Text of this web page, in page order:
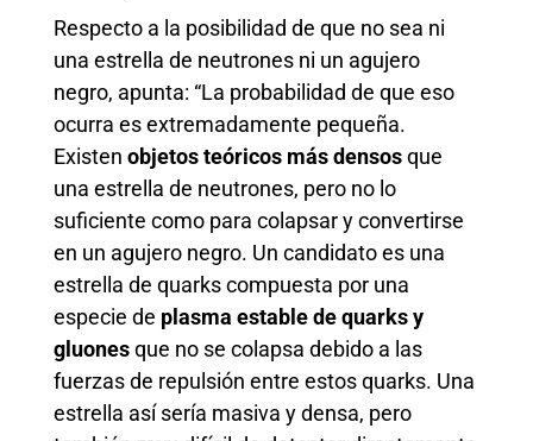
Respecto a la posibilidad de que no sea ni
una estrella de neutrones ni un agujero
negro, apunta: “La probabilidad de que eso
ocurra es extremadamente pequeña.
Existen objetos teóricos más densosque
una estrella de neutrones, pero no lo
suficiente como para colapsar y convertirse
en un agujero negro. Un candidato es una
estrella de quarks compuesta por una
especie de plasma estable de quarks y
gluonesque no se colapsa debido a las
fuerzas de repulsión entre estos quarks. Una
estrella así sería masiva y densa, pero